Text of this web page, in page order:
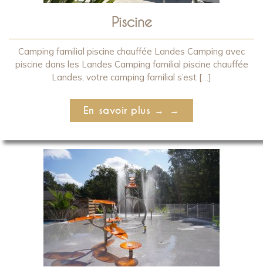
Piscine
Camping familial piscine chauffée Landes Camping avec
piscine dans les Landes Camping familial piscine chauffée
Landes, votre camping familial s’est […]
En savoir plus →